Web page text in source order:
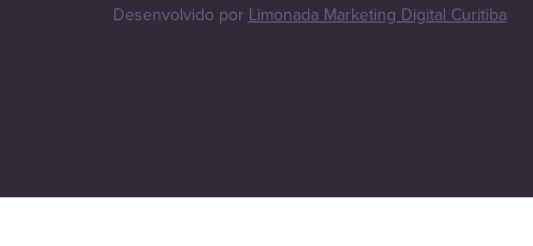
Desenvolvido por Limonada Marketing Digital Curitiba